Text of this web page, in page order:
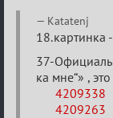
Re:
Найди
меня!
Katatenj
18.картинка
37-
ка мне“» ,
4209338
4209263